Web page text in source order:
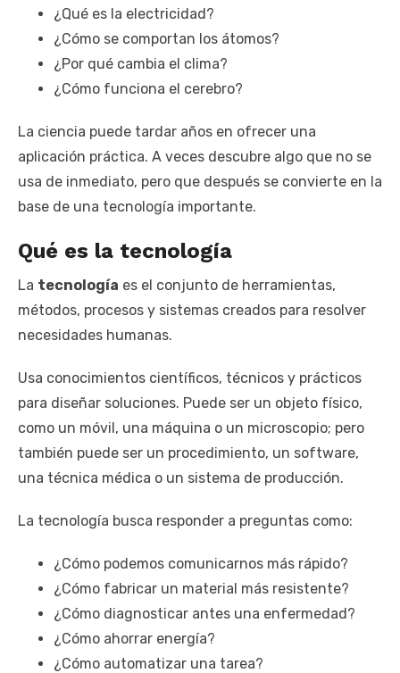
¿Qué es la electricidad?
¿Cómo se comportan los átomos?
¿Por qué cambia el clima?
¿Cómo funciona el cerebro?
La ciencia puede tardar años en ofrecer una
aplicación práctica. A veces descubre algo que no se
usa de inmediato, pero que después se convierte en la
base de una tecnología importante.
Qué es la tecnología
La tecnología es el conjunto de herramientas,
métodos, procesos y sistemas creados para resolver
necesidades humanas.
Usa conocimientos científicos, técnicos y prácticos
para diseñar soluciones. Puede ser un objeto físico,
como un móvil, una máquina o un microscopio; pero
también puede ser un procedimiento, un software,
una técnica médica o un sistema de producción.
La tecnología busca responder a preguntas como:
¿Cómo podemos comunicarnos más rápido?
¿Cómo fabricar un material más resistente?
¿Cómo diagnosticar antes una enfermedad?
¿Cómo ahorrar energía?
¿Cómo automatizar una tarea?